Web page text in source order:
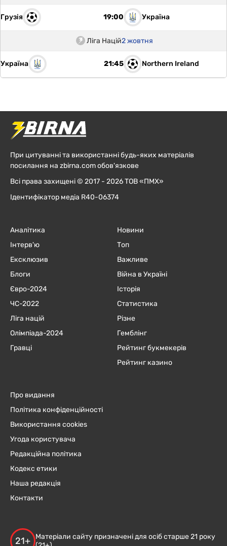
Грузія 19:00 Україна
Ліга Націй2 жовтня
Україна 21:45 Northern Ireland
При цитуванні та використанні будь-яких матеріалів
посилання на zbirna.com обов'язкове
Всі права захищені © 2017 - 2026 ТОВ «ПМХ»
Ідентифікатор медіа R40-06374
Аналітика
Інтерв'ю
Ексклюзив
Блоги
Євро-2024
ЧC-2022
Ліга націй
Олімпіада-2024
Гравці
Новини
Топ
Важливе
Війна в Україні
Історія
Статистика
Різне
Гемблінг
Рейтинг букмекерів
Рейтинг казино
Про видання
Політика конфіденційності
Використання cookies
Угода користувача
Редакційна політика
Кодекс етики
Наша редакція
Контакти
21+
Матеріали сайту призначені для осіб старше 21 року